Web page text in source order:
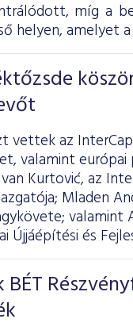
míg a
helyen, amelyet
vettek az
valamint
Kurtović, az
Mladen
valamint
Újjáépítési és